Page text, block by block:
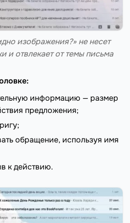
изображения?» не несет
и отвлекает от темы письма
информацию — размер
предложения;
обращение, используя имя
к действию.